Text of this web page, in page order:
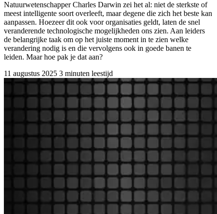
Natuurwetenschapper Charles Darwin zei het al: niet de sterkste of
meest intelligente soort overleeft, maar degene die zich het beste kan
aanpassen. Hoezeer dit ook voor organisaties geldt, laten de snel
veranderende technologische mogelijkheden ons zien. Aan leiders
de belangrijke taak om op het juiste moment in te zien welke
verandering nodig is en die vervolgens ook in goede banen te
leiden. Maar hoe pak je dat aan?
11 augustus 2025 3 minuten leestijd